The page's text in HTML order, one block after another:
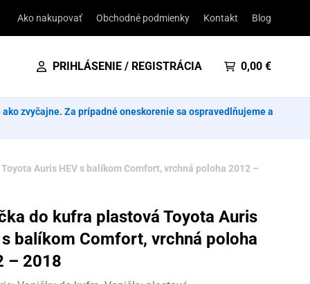
Ako nakupovať Obchodné podmienky Kontakt Blog
PRIHLÁSENIE / REGISTRÁCIA 0,00 €
zvyčajne. Za prípadné oneskorenie sa ospravedlňujeme a
Auris HEV s balíkom Comfort, vrchná poloha 2012 –
do kufra plastová Toyota Auris
s balíkom Comfort, vrchná poloha
– 2018